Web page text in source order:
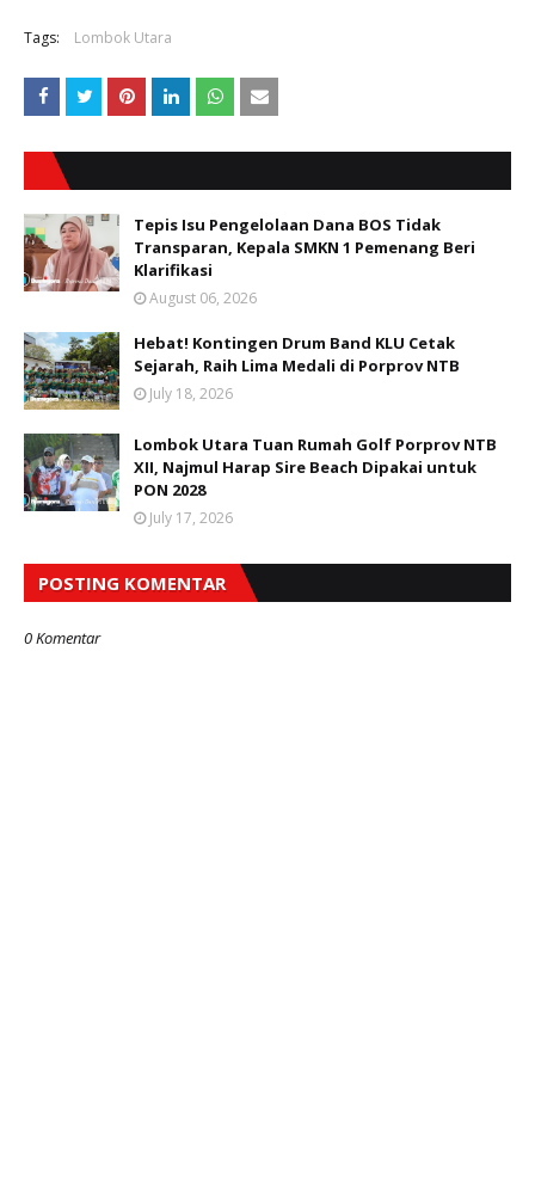
Tags: Lombok Utara
Tepis Isu Pengelolaan Dana BOS Tidak
Transparan, Kepala SMKN 1 Pemenang Beri
Klarifikasi
August 06, 2026
Hebat! Kontingen Drum Band KLU Cetak
Sejarah, Raih Lima Medali di Porprov NTB
July 18, 2026
Lombok Utara Tuan Rumah Golf Porprov NTB
XII, Najmul Harap Sire Beach Dipakai untuk
PON 2028
July 17, 2026
POSTING KOMENTAR
0 Komentar